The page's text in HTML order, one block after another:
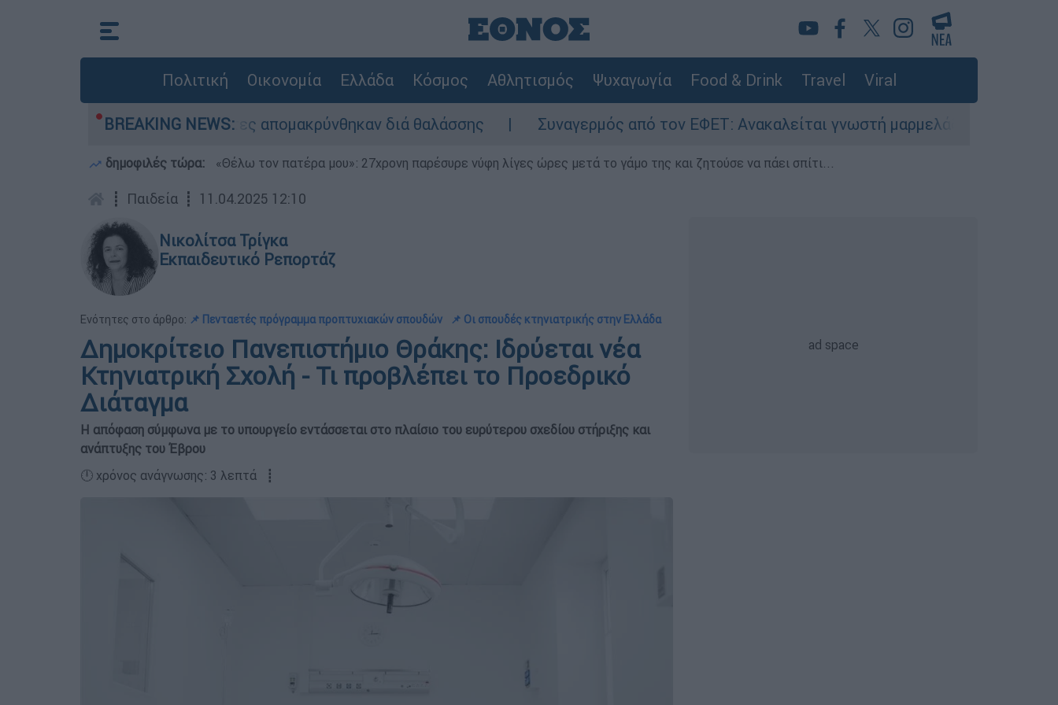
Πολιτική Οικονομία Ελλάδα Κόσμος Αθλητισμός Ψυχαγωγία Food & Drink Travel Viral
BREAKING NEWS:
διάσωσης - 254 πολίτες απομακρύνθηκαν διά θαλάσσης Συναγερμός από τον ΕΦΕΤ: Ανακαλείται γνωστή μαρμελάδα - Κίνδυνος θραύσης
δημοφιλές τώρα: «Θέλω τον πατέρα μου»: 27χρονη παρέσυρε νύφη λίγες ώρες μετά το γάμο της και ζητούσε να πάει σπίτι...
┋ Παιδεία ┋ 11.04.2025 12:10
Νικολίτσα Τρίγκα
Εκπαιδευτικό Ρεπορτάζ
Ενότητες στο άρθρο: 📌 Πενταετές πρόγραμμα προπτυχιακών σπουδών 📌 Οι σπουδές κτηνιατρικής στην Ελλάδα
Δημοκρίτειο Πανεπιστήμιο Θράκης: Ιδρύεται νέα
Κτηνιατρική Σχολή - Τι προβλέπει το Προεδρικό
Διάταγμα
Η απόφαση σύμφωνα με το υπουργείο εντάσσεται στο πλαίσιο του ευρύτερου σχεδίου στήριξης και
ανάπτυξης του Έβρου
🕛 χρόνος ανάγνωσης: 3 λεπτά ┋